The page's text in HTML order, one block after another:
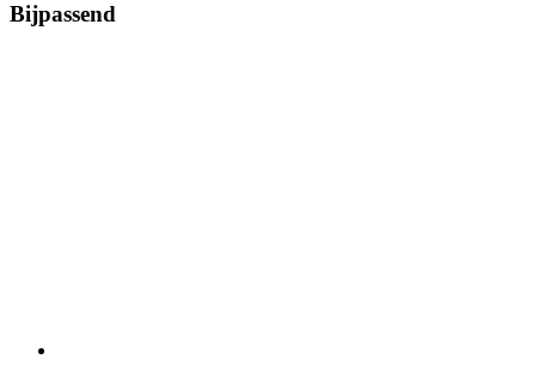
Bijpassend